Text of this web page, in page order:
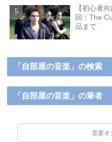
【初心者
回：The
品まで
「自部屋の音楽」の検索
「自部屋の音楽」の筆者
音楽オ